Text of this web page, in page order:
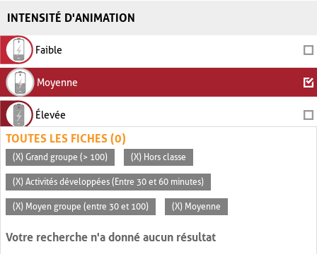
INTENSITÉ D'ANIMATION
Faible
Moyenne
Élevée
TOUTES LES FICHES (0)
(X) Grand groupe (> 100) (X) Hors classe
(X) Activités développées (Entre 30 et 60 minutes)
(X) Moyen groupe (entre 30 et 100) (X) Moyenne
Votre recherche n'a donné aucun résultat